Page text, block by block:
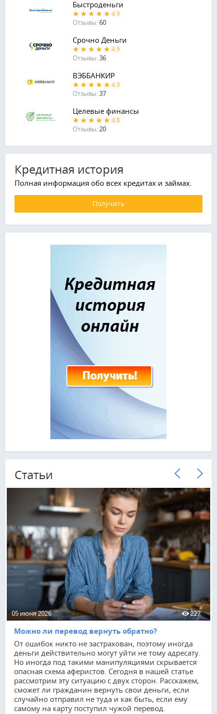
Быстроденьги
4.9
Отзывы:60
Срочно Деньги
4.9
Отзывы:36
ВЭББАНКИР
4.9
Отзывы:37
Целевые финансы
4.8
Отзывы:20
Кредитная история
Полная информация обо всех кредитах и займах.
Получить
Cтатьи
05 июня 2026 227
Можно ли перевод вернуть обратно?
От ошибок никто не застрахован, поэтому иногда
деньги действительно могут уйти не тому адресату.
Но иногда под такими манипуляциями скрывается
опасная схема аферистов. Сегодня в нашей статье
рассмотрим эту ситуацию с двух сторон. Расскажем,
сможет ли гражданин вернуть свои деньги, если
случайно отправил не туда и как быть, если ему
самому на карту поступил чужой перевод.